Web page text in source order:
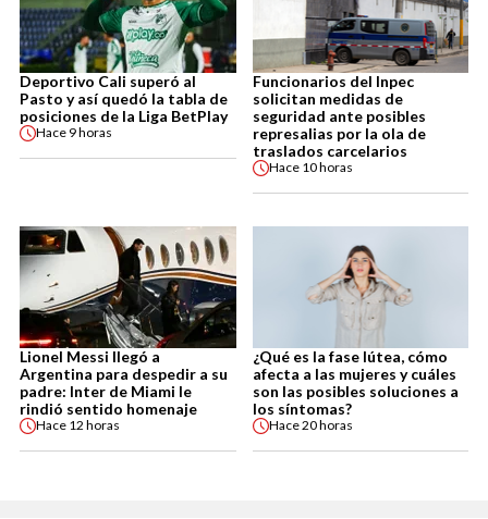
Deportivo Cali superó al
Pasto y así quedó la tabla de
posiciones de la Liga BetPlay
Hace 9 horas
Funcionarios del Inpec
solicitan medidas de
seguridad ante posibles
represalias por la ola de
traslados carcelarios
Hace 10 horas
Lionel Messi llegó a
Argentina para despedir a su
padre: Inter de Miami le
rindió sentido homenaje
Hace 12 horas
¿Qué es la fase lútea, cómo
afecta a las mujeres y cuáles
son las posibles soluciones a
los síntomas?
Hace20 horas